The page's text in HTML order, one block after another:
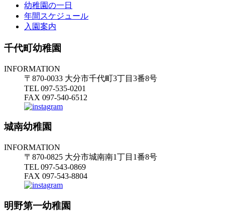
幼稚園の一日
年間スケジュール
入園案内
千代町幼稚園
INFORMATION
〒870-0033 大分市千代町3丁目3番8号
TEL 097-535-0201
FAX 097-540-6512
城南幼稚園
INFORMATION
〒870-0825 大分市城南南1丁目1番8号
TEL 097-543-0869
FAX 097-543-8804
明野第一幼稚園